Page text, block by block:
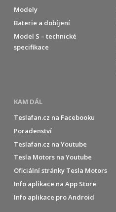
Modely
Baterie a dobíjení
Model S – technické
specifikace
KAM DÁL
Teslafan.cz na Facebooku
Poradenství
Teslafan.cz na Youtube
Tesla Motors na Youtube
Oficiální stránky Tesla Motors
Info aplikace na App Store
Info aplikace pro Android